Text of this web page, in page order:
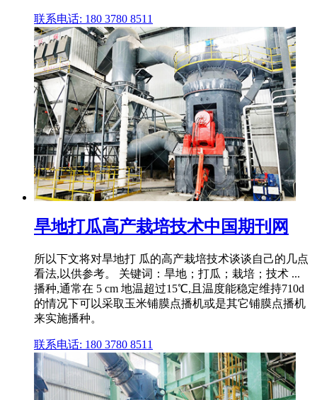
联系电话: 180 3780 8511
旱地打瓜高产栽培技术中国期刊网
所以下文将对旱地打 瓜的高产栽培技术谈谈自己的几点
看法,以供参考。 关键词：旱地；打瓜；栽培；技术 ...
播种,通常在 5 cm 地温超过15℃,且温度能稳定维持710d
的情况下可以采取玉米铺膜点播机或是其它铺膜点播机
来实施播种。
联系电话: 180 3780 8511